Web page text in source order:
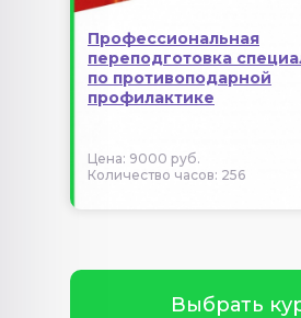
Выбрать
Профессиональная
переподготовка
по противоподарной
профилактике
Цена: 9000 руб.
Количество часов: 256